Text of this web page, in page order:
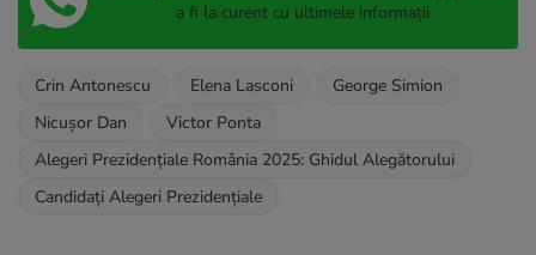
a fi la curent cu ultimele informații
Crin Antonescu Elena Lasconi
George Simion
Nicușor Dan
Victor Ponta
Alegeri Prezidențiale România 2025: Ghidul Alegătorului
Candidați Alegeri Prezidențiale